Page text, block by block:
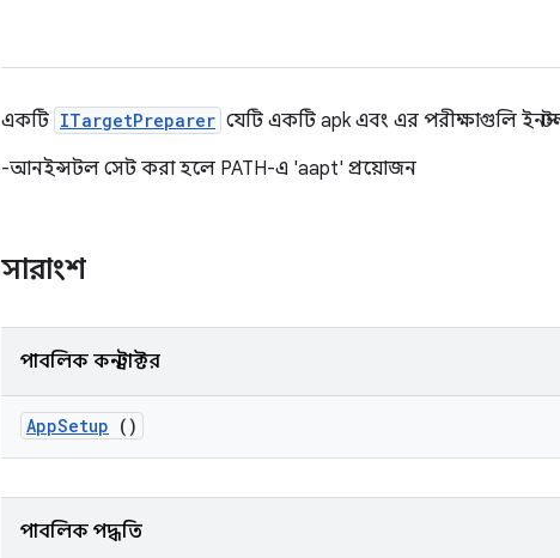
একটি ITargetPreparer যেটি একটি apk এবং এর পরীক্ষাগুলি
-আনইন্সটল সেট করা হলে PATH-এ 'aapt' প্রয়োজন
সারাংশ
পাবলিক কনস্ট্রাক্টর
AppSetup ()
পাবলিক পদ্ধতি